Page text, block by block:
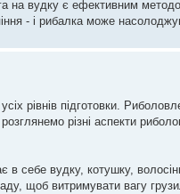
на вудку є ефективним
- і рибалка може
рівнів підготовки.
різні аспекти
в себе вудку, котушку,
щоб витримувати вагу